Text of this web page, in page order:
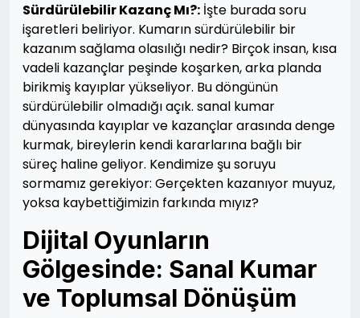
Sürdürülebilir Kazanç Mı?: İşte burada soru
işaretleri beliriyor. Kumarın sürdürülebilir bir
kazanım sağlama olasılığı nedir? Birçok insan, kısa
vadeli kazançlar peşinde koşarken, arka planda
birikmiş kayıplar yükseliyor. Bu döngünün
sürdürülebilir olmadığı açık. sanal kumar
dünyasında kayıplar ve kazançlar arasında denge
kurmak, bireylerin kendi kararlarına bağlı bir
süreç haline geliyor. Kendimize şu soruyu
sormamız gerekiyor: Gerçekten kazanıyor muyuz,
yoksa kaybettiğimizin farkında mıyız?
Dijital Oyunların
Gölgesinde: Sanal Kumar
ve Toplumsal Dönüşüm